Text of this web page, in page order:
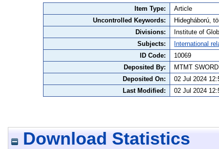
Item Type:
Article
Uncontrolled Keywords:
Hidegháború,
Divisions:
Institute of
Subjects:
International
ID Code:
10069
Deposited By:
MTMT SWORD
Deposited On:
02 Jul 2024
Last Modified:
02 Jul 2024
Download Statistics